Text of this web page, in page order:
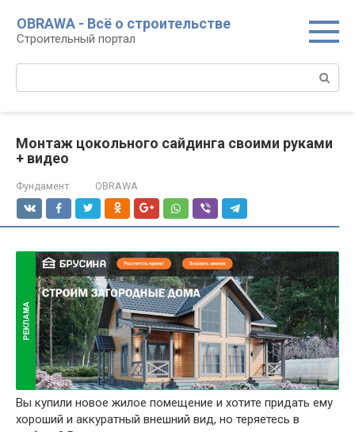
контенту
OBRAWA - Всё о строительстве
Строительный портал
Монтаж цокольного сайдинга своими руками
+ видео
Фундамент OBRAWA
Вы купили новое жилое помещение и хотите придать ему
хороший и аккуратный внешний вид, но теряетесь в